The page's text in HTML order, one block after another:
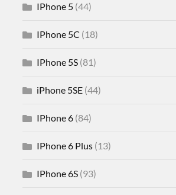
IPhone 5 (44)
IPhone 5C (18)
IPhone 5S (81)
iPhone 5SE (44)
IPhone 6 (84)
IPhone 6 Plus (13)
IPhone 6S (93)